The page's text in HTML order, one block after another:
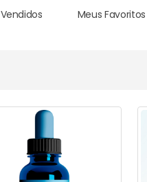
Meus Favoritos